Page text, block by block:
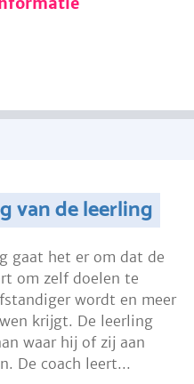
van de leerling
gaat het er om dat de
om zelf doelen te
wordt en meer
krijgt. De leerling
waar hij of zij aan
De coach leert...